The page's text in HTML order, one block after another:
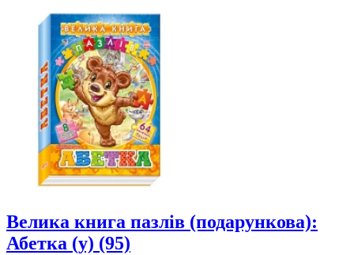
Велика книга пазлів (подарункова):
Абетка (у) (95)